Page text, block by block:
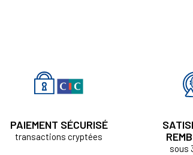
PAIEMENT SÉCURISÉ
transactions cryptées
sous